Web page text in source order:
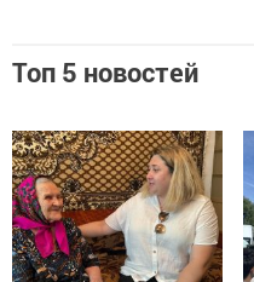
Топ 5 новостей